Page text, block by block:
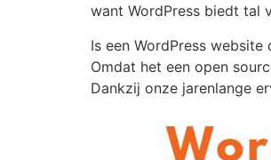
want WordPress biedt tal
Is een WordPress
Omdat het een open
Dankzij onze jarenlange